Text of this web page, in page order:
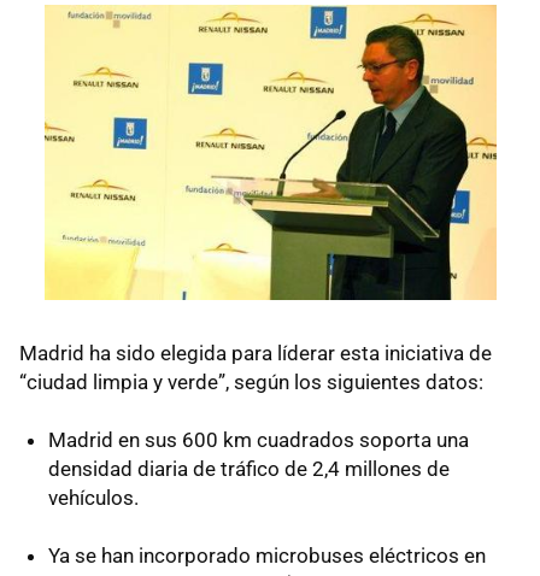
Madrid ha sido elegida para líderar esta iniciativa de
“ciudad limpia y verde”, según los siguientes datos:
Madrid en sus 600 km cuadrados soporta una
densidad diaria de tráfico de 2,4 millones de
vehículos.
Ya se han incorporado microbuses eléctricos en